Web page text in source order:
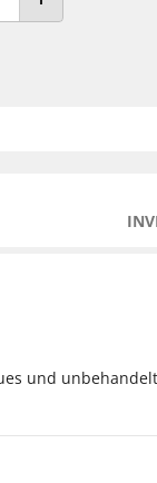
ANZAHL ERHÖHEN
und